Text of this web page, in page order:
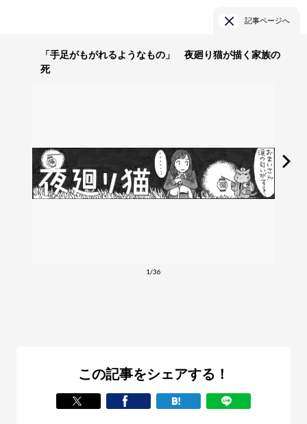
記事ページへ
「手足がもがれるようなもの」 夜廻り猫が描く家族の
死
1/36
この記事をシェアする！